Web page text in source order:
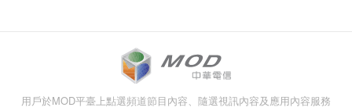
用戶於MOD平臺上點選頻道節目內容、隨選視訊內容及應用內容服務